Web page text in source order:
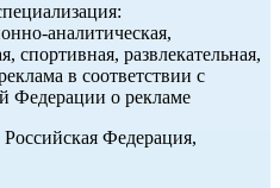
аналитическая,
спортивная, развлекательная,
в соответствии с
Федерации о рекламе
Федерация,